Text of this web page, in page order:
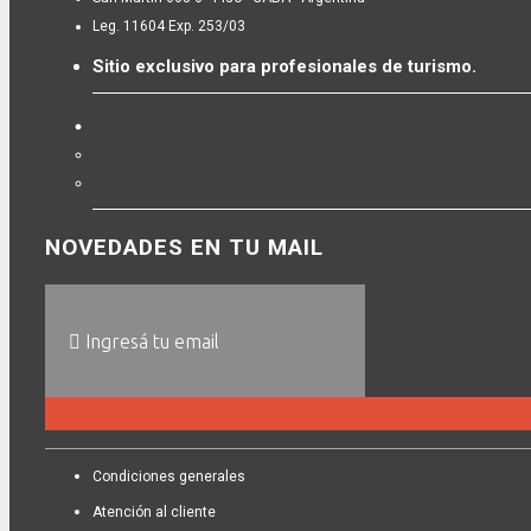
Leg. 11604 Exp. 253/03
Sitio exclusivo para profesionales de turismo.
NOVEDADES EN TU MAIL
Condiciones generales
Atención al cliente